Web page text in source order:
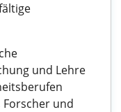
und Lehre
Forscher und